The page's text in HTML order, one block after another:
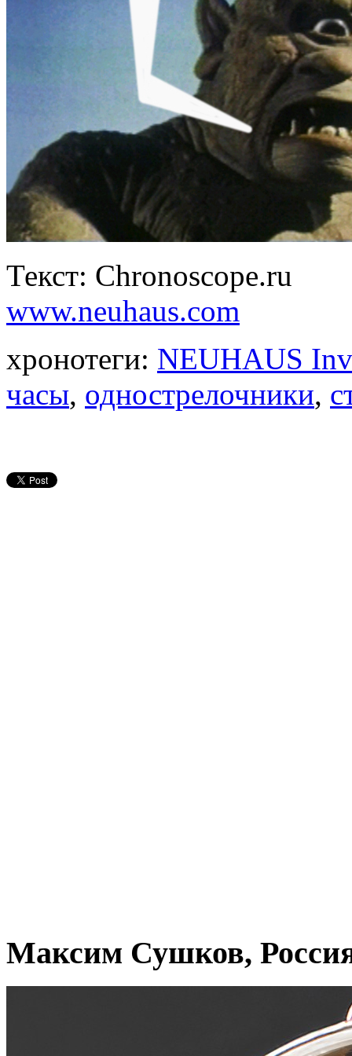
Текст: Chronoscope.ru
www.neuhaus.com
хронотеги: NEUHAUS
часы, однострелочники,
Максим Сушков,